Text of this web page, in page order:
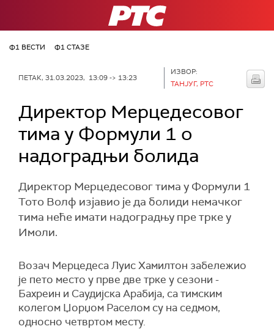
РТС
Ф1 ВЕСТИ Ф1 СТАЗЕ
ПЕТАК, 31.03.2023, 13:09 -> 13:23
ИЗВОР:
ТАНЈУГ, РТС
Директор Мерцедесовог
тима у Формули 1 о
надоградњи болида
Директор Мерцедесовог тима у Формули 1
Тото Волф изјавио је да болиди немачког
тима неће имати надоградњу пре трке у
Имоли.
Возач Мерцедеса Луис Хамилтон забележио
је пето место у прве две трке у сезони -
Бахреин и Саудијска Арабија, са тимским
колегом Џорџом Раселом су на седмом,
односно четвртом месту.